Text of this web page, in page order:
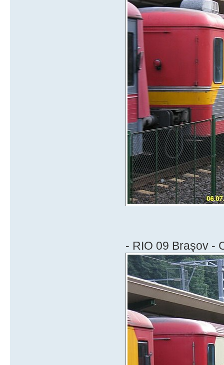
- RIO 09 Braşov -